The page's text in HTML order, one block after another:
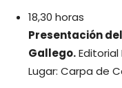
18,30 horas
Presentación
Gallego.Editorial
Lugar: Carpa de